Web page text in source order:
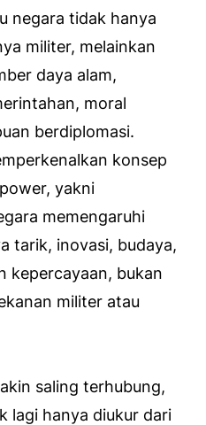
negara tidak hanya
militer, melainkan
daya alam,
moral
berdiplomasi.
konsep
yakni
memengaruhi
tarik, inovasi, budaya,
kepercayaan, bukan
militer atau
saling terhubung,
lagi hanya diukur dari